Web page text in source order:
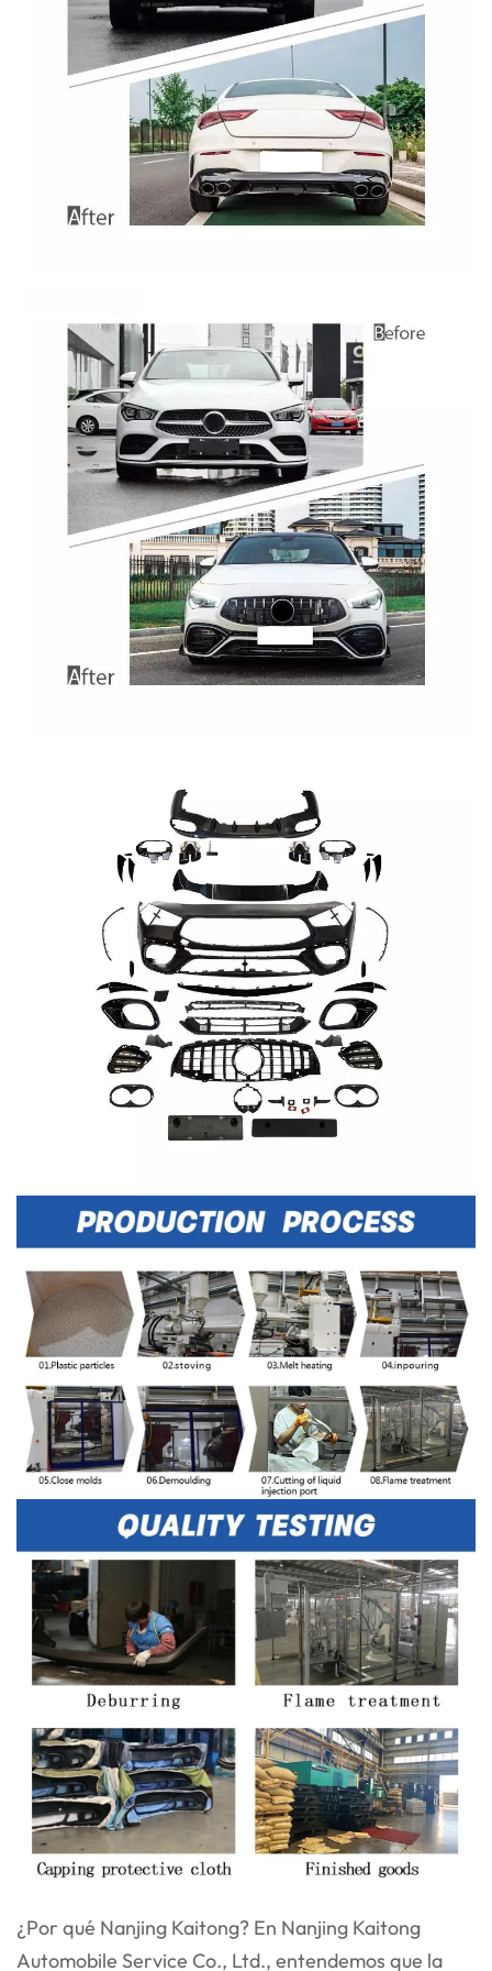
¿Por qué Nanjing Kaitong? En Nanjing Kaitong
Automobile Service Co., Ltd., entendemos que la